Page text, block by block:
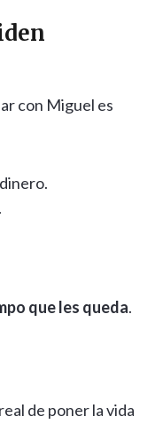
con Miguel es
.
que les queda.
de poner la vida